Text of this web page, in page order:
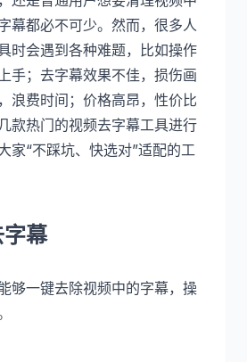
幕都必不可少。然而，很多人
时会遇到各种难题，比如操作
手；去字幕效果不佳，损伤画
浪费时间；价格高昂，性价比
款热门的视频去字幕工具进行
家“不踩坑、快选对”适配的工
幕
够一键去除视频中的字幕，操